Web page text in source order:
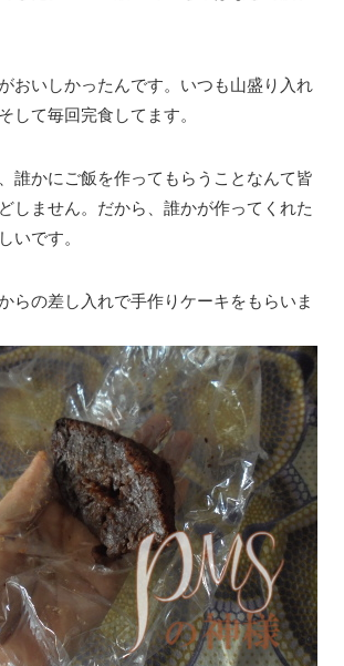
おいしかったんです。いつも山盛り入れ
して毎回完食してます。
誰かにご飯を作ってもらうことなんて皆
しません。だから、誰かが作ってくれた
いです。
らの差し入れで手作りケーキをもらいま